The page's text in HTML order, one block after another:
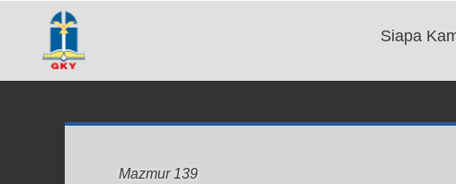
Siapa
Mazmur 139